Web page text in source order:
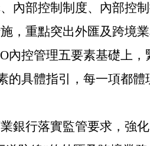
內部控制制度、內部控
，重點突出外匯及跨境業
內控管理五要素基礎上
的具體指引，每一項都
業銀行落實監管要求，強